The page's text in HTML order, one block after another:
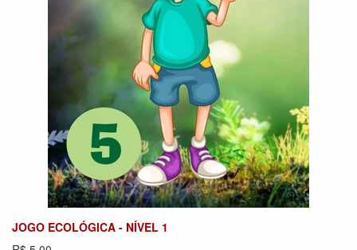
JOGO ECOLÓGICA - NÍVEL 1